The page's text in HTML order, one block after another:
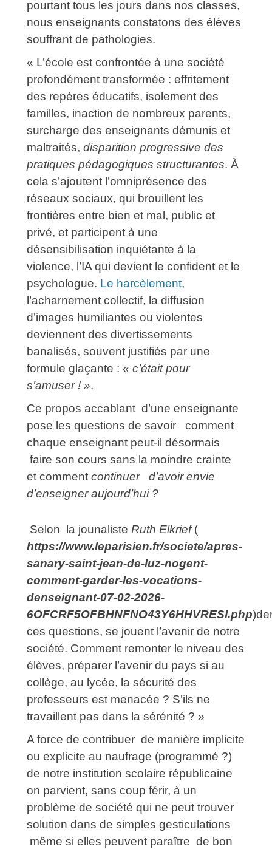
pourtant tous les jours dans nos classes,
nous enseignants constatons des élèves
souffrant de pathologies.
« L’école est confrontée à une société
profondément transformée : effritement
des repères éducatifs, isolement des
familles, inaction de nombreux parents,
surcharge des enseignants démunis et
maltraités, disparition progressive des
pratiques pédagogiques structurantes. À
cela s’ajoutent l’omniprésence des
réseaux sociaux, qui brouillent les
frontières entre bien et mal, public et
privé, et participent à une
désensibilisation inquiétante à la
violence, l’IA qui devient le confident et le
psychologue. Le harcèlement,
l’acharnement collectif, la diffusion
d’images humiliantes ou violentes
deviennent des divertissements
banalisés, souvent justifiés par une
formule glaçante : « c’était pour
s’amuser ! ».
Ce propos accablant d’une enseignante
pose les questions de savoir comment
chaque enseignant peut-il désormais
faire son cours sans la moindre crainte
et comment continuer d’avoir envie
d’enseigner aujourd’hui ?
Selon la jounaliste Ruth Elkrief(
https://www.leparisien.fr/societe/apres-
sanary-saint-jean-de-luz-nogent-
comment-garder-les-vocations-
denseignant-07-02-2026-
6OFCRF5OFBHNFNO43Y6HHVRESI.php
ces questions, se jouent l’avenir de notre
société. Comment remonter le niveau des
élèves, préparer l’avenir du pays si au
collège, au lycée, la sécurité des
professeurs est menacée ? S’ils ne
travaillent pas dans la sérénité ? »
A force de contribuer de manière implicite
ou explicite au naufrage (programmé ?)
de notre institution scolaire républicaine
on parvient, sans coup férir, à un
problème de société qui ne peut trouver
solution dans de simples gesticulations
même si elles peuvent paraître de bon